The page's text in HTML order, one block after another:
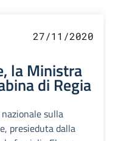
27/11/2020
la Ministra
di Regia
sulla
presieduta dalla